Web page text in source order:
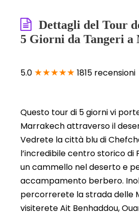
Dettagli del Tour
5 Giorni da Tangeri a
5.0 ★★★★★ 1815 recensioni
Questo tour di 5 giorni vi
Marrakech attraverso il
Vedrete la città blu di
l’incredibile centro storico di
un cammello nel deserto e
accampamento berbero.
percorrerete la strada delle
visiterete Ait Benhaddou,